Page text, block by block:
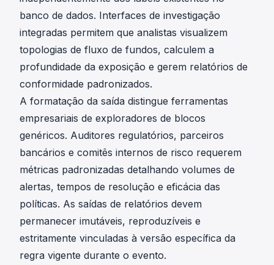
banco de dados. Interfaces de investigação
integradas permitem que analistas visualizem
topologias de fluxo de fundos, calculem a
profundidade da exposição e gerem relatórios de
conformidade padronizados.
A formatação da saída distingue ferramentas
empresariais de exploradores de blocos
genéricos. Auditores regulatórios, parceiros
bancários e comitês internos de risco requerem
métricas padronizadas detalhando volumes de
alertas, tempos de resolução e eficácia das
políticas. As saídas de relatórios devem
permanecer imutáveis, reproduzíveis e
estritamente vinculadas à versão específica da
regra vigente durante o evento.